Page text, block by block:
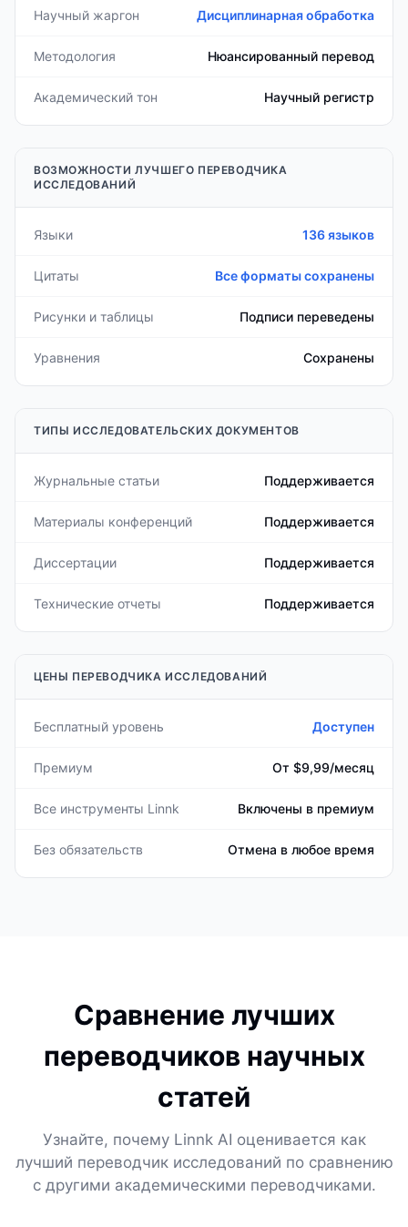
Научный жаргон Дисциплинарная обработка
Методология Нюансированный перевод
Академический тон Научный регистр
ВОЗМОЖНОСТИ ЛУЧШЕГО ПЕРЕВОДЧИКА
ИССЛЕДОВАНИЙ
Языки 136 языков
Цитаты Все форматы сохранены
Рисунки и таблицы Подписи переведены
Уравнения Сохранены
ТИПЫ ИССЛЕДОВАТЕЛЬСКИХ ДОКУМЕНТОВ
Журнальные статьи Поддерживается
Материалы конференций Поддерживается
Диссертации Поддерживается
Технические отчеты Поддерживается
ЦЕНЫ ПЕРЕВОДЧИКА ИССЛЕДОВАНИЙ
Бесплатный уровень Доступен
Премиум От $9,99/месяц
Все инструменты Linnk Включены в премиум
Без обязательств Отмена в любое время
Сравнение лучших
переводчиков научных
статей
Узнайте, почему Linnk AI оценивается как
лучший переводчик исследований по сравнению
с другими академическими переводчиками.